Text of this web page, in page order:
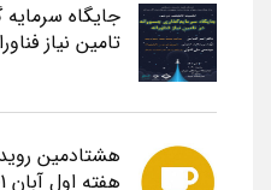
جایگاه
تامین نیاز
هشتادمین
هفته اول آبان 1401 برگزار می شود